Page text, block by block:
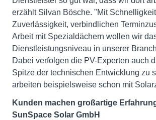
erzählt Silvan Bösche. "Mit
Zuverlässigkeit, verbindlichen
Arbeit mit Spezialdächern wollen wir
Dienstleistungsniveau in unserer
Dabei verfolgen die PV-Experten auch
Spitze der technischen Entwicklung zu
arbeiten beispielsweise schon mit
Kunden machen großartige
SunSpace Solar GmbH